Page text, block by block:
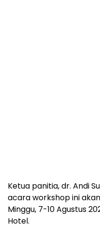
Ketua panitia, dr. Andi
acara workshop ini
Minggu, 7-10 Agustus
Hotel.